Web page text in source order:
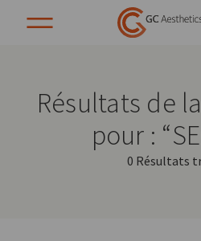
Résultats de
pour :
0 Résultats